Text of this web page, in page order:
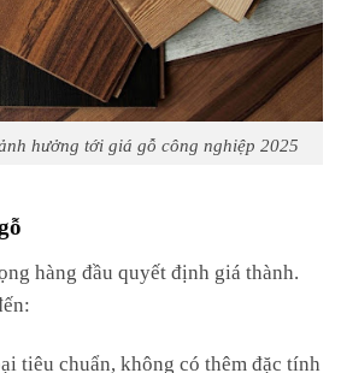
hưởng tới giá gỗ công nghiệp 2025
hàng đầu quyết định giá thành.
tiêu chuẩn, không có thêm đặc tính